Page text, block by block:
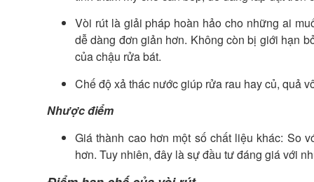
Vòi rút là giải pháp hoàn hảo cho những ai
dễ dàng đơn giản hơn. Không còn bị giới hạn
của chậu rửa bát.
Chế độ xả thác nước giúp rửa rau hay củ, quả
Nhược điểm
Giá thành cao hơn một số chất liệu khác: So
hơn. Tuy nhiên, đây là sự đầu tư đáng giá với